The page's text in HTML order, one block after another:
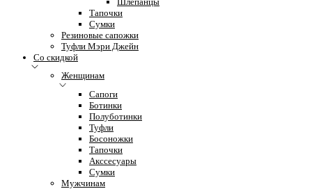
Тапочки
Сумки
Резиновые сапожки
Туфли Мэри Джейн
Со скидкой
Женщинам
Сапоги
Ботинки
Полуботинки
Туфли
Босоножки
Тапочки
Акссесуары
Сумки
Мужчинам